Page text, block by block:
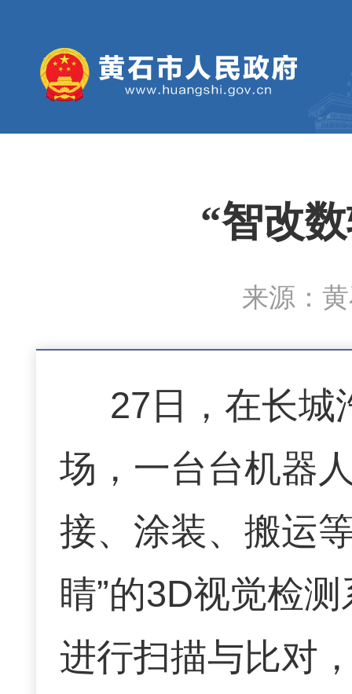
“智改
来源：
27日，在长城
场，一台台机器
接、涂装、搬运
睛”的3D视觉检
进行扫描与比对